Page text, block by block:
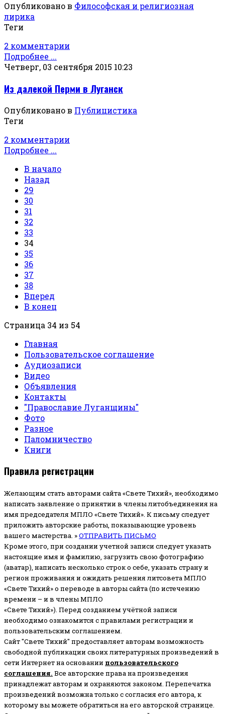
Опубликовано в Философская и религиозная
лирика
Теги
2 комментарии
Подробнее ...
Четверг, 03 сентября 2015 10:23
Из далекой Перми в Луганск
Опубликовано в Публицистика
Теги
2 комментарии
Подробнее ...
В начало
Назад
29
30
31
32
33
34
35
36
37
38
Вперед
В конец
Страница 34 из 54
Главная
Пользовательское соглашение
Аудиозаписи
Видео
Объявления
Контакты
"Православие Луганщины"
Фото
Разное
Паломничество
Книги
Правила регистрации
Желающим стать авторами сайта «Свете Тихий», необходимо
написать заявление о принятии в члены литобъединения на
имя председателя МПЛО «Свете Тихий». К письму следует
приложить авторские работы, показывающие уровень
вашего мастерства. »ОТПРАВИТЬ ПИСЬМО
Кроме этого, при создании учетной записи следует указать
настоящие имя и фамилию, загрузить свою фотографию
(аватар), написать несколько строк о себе, указать страну и
регион проживания и ожидать решения литсовета МПЛО
«Свете Тихий» о переводе в авторы сайта (по истечению
времени – и в члены МПЛО
«Свете Тихий»). Перед созданием учётной записи
необходимо ознакомится с правилами регистрации и
пользовательским соглашением.
Сайт "Свете Тихий" предоставляет авторам возможность
свободной публикации своих литературных произведений в
сети Интернет на основании пользовательского
соглашения. Все авторские права на произведения
принадлежат авторам и охраняются законом. Перепечатка
произведений возможна только с согласия его автора, к
которому вы можете обратиться на его авторской странице.